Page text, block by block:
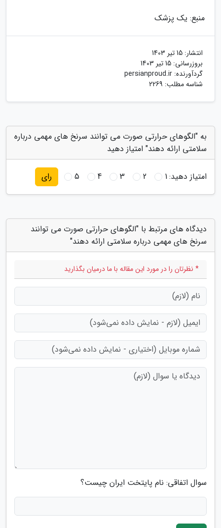
منبع: یک پزشک
انتشار: 15 تیر 1403
بروزرسانی: 15 تیر 1403
گردآورنده: persianproud.ir
شناسه مطلب: 2269
به "الگوهای حرارتی صورت می توانند سرنخ های مهمی درباره
سلامتی ارائه دهند" امتیاز دهید
امتیاز دهید:1
2
3
4
5 رای
دیدگاه های مرتبط با "الگوهای حرارتی صورت می توانند
سرنخ های مهمی درباره سلامتی ارائه دهند"
* نظرتان را در مورد این مقاله با ما درمیان بگذارید
سوال اتفاقی: نام پایتخت ایران چیست؟